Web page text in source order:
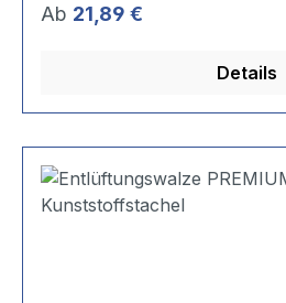
Regulärer Preis:
Ab 21,89 €
Details